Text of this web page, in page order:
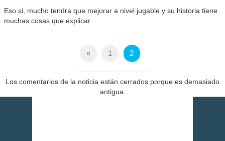
Eso si, mucho tendra que mejorar a nivel jugable y su historia tiene
muchas cosas que explicar
« 1 2
Los comentarios de la noticia están cerrados porque es demasiado
antigua.